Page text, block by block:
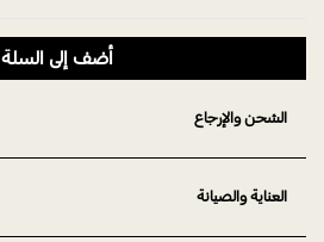
أضف إلى السلة
الشحن والإرجاع
العناية والصيانة